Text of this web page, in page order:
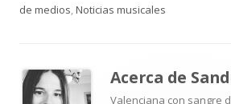
el
de medios,Noticias musicales
Acerca de
Valenciana con sangre